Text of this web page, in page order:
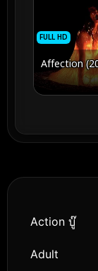
FULL HD
Affection
Action บู๊
Adult